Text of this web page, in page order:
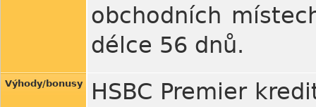
obchodních
délce 56 dnů.
Výhody/bonusy
HSBC Premier